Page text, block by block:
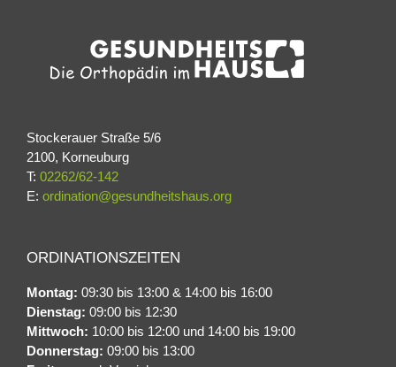
Stockerauer Straße 5/6
2100, Korneuburg
T: 02262/62-142
E: ordination@gesundheitshaus.org
ORDINATIONSZEITEN
Montag: 09:30 bis 13:00 & 14:00 bis 16:00
Dienstag: 09:00 bis 12:30
Mittwoch: 10:00 bis 12:00 und 14:00 bis 19:00
Donnerstag: 09:00 bis 13:00